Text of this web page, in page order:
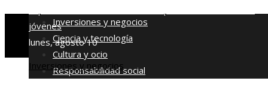
jóvenes
lunes, agosto 10
Inversiones y negocios
Ciencia y tecnología
Cultura y ocio
Responsabilidad social
Inversiones y negocios